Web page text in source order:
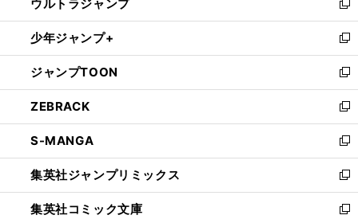
く
で
開
く
ド
ウ
で
開
く
ィ
ン
ド
ウ
で
開
く
い
ウ
ィ
ン
ド
ウ
で
開
く
ウルトラジャンプ
新
し
い
ウ
ィ
ン
ド
ウ
で
開
く
少年ジャンプ+
新
し
い
ウ
ィ
ン
ド
ウ
で
開
く
ジャンプTOON
新
し
い
ウ
ィ
ン
ド
ウ
で
ZEBRACK
新
し
い
ウ
ィ
ン
ド
S-MANGA
新
し
い
ウ
ィ
集英社ジャンプリミックス
新
し
い
集英社コミック文庫
新